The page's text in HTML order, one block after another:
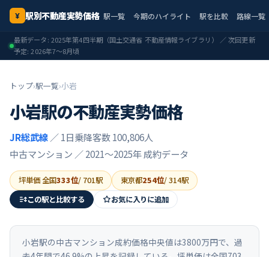
¥ 駅別不動産実勢価格 駅一覧 今期のハイライト 駅を比較 路線一覧
最新データ: 2025年第4四半期（国土交通省 不動産情報ライブラリ） ／ 次回更新
予定:2026年7〜8月頃
トップ›駅一覧›小岩
小岩駅の不動産実勢価格
JR総武線 ／ 1日乗降客数 100,806人
中古マンション ／2021〜2025年成約データ
坪単価 全国333位/ 701駅 東京都254位/314駅
この駅と比較する
お気に入りに追加
小岩駅の中古マンション成約価格中央値は3800万円で、過